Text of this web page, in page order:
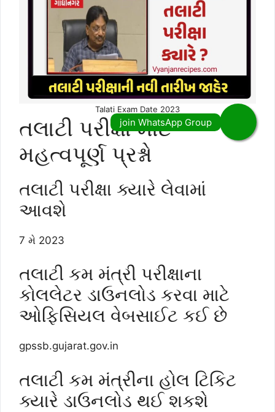
Talati Exam Date 2023
તલાટી પરીક્ષા માટે
મહત્વપૂર્ણ પ્રશ્નો
તલાટી પરીક્ષા ક્યારે લેવામાં
આવશે
7 મે 2023
તલાટી કમ મંત્રી પરીક્ષાના
કોલલેટર ડાઉનલોડ કરવા માટે
ઓફિસિયલ વેબસાઈટ કઈ છે
gpssb.gujarat.gov.in
તલાટી કમ મંત્રીના હોલ ટિકિટ
ક્યારે ડાઉનલોડ થઈ શકશે